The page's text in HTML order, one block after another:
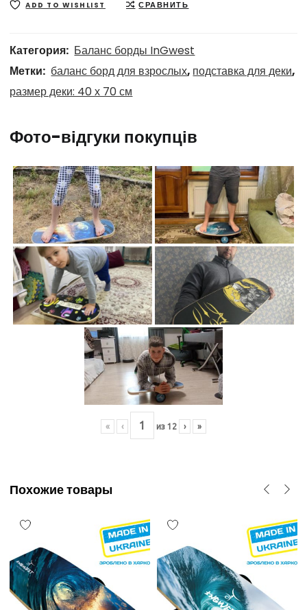
ADD TO WISHLIST СРАВНИТЬ
Категория: Баланс борды InGwest
Метки: баланс борд для взрослых, подставка для деки,
размер деки: 40 х 70 см
Фото-відгуки покупців
« ‹ из 12 › »
Похожие товары